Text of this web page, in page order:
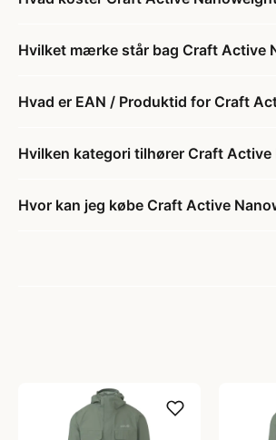
Hvilket mærke står bag Craft Active
Hvad er EAN / Produktid for Craft
Hvilken kategori tilhører Craft
Hvor kan jeg købe Craft Active